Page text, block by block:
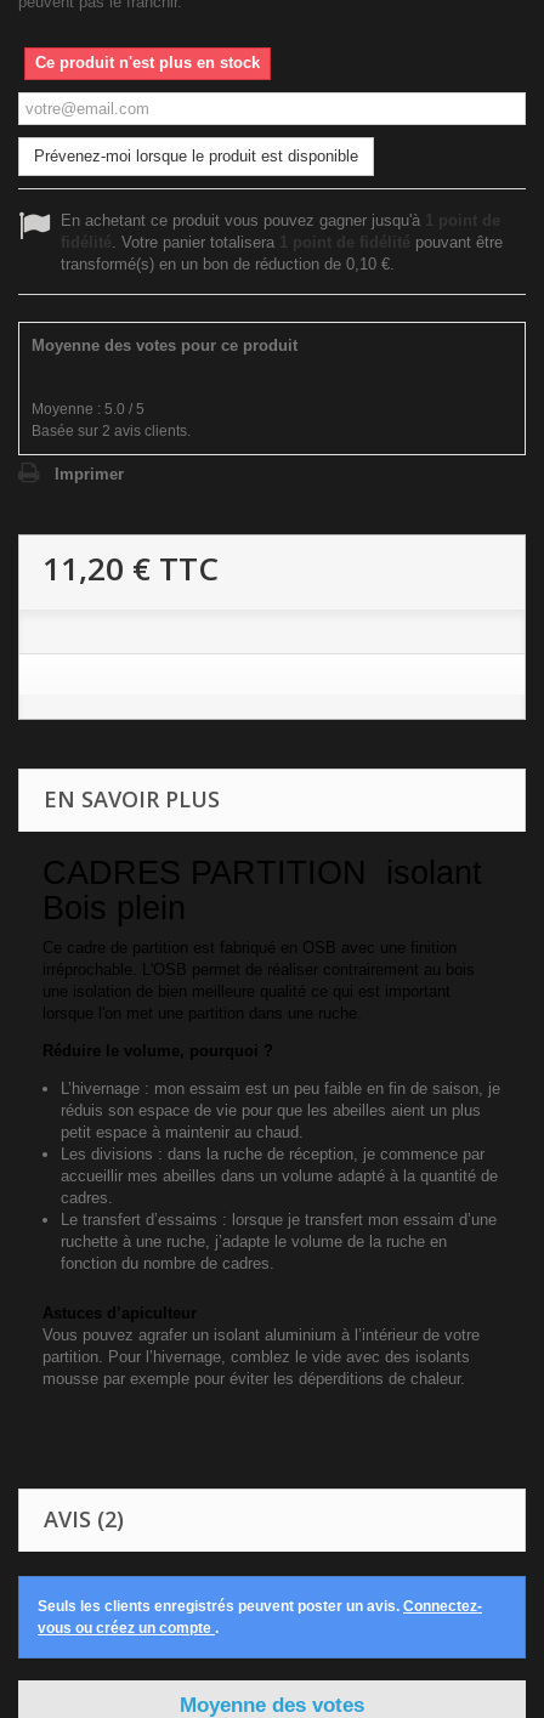
Ce produit n'est plus en stock
Prévenez-moi lorsque le produit est disponible
En achetant ce produit vous pouvez gagner jusqu'à 1 point de
fidélité. Votre panier totalisera 1 point de fidélité pouvant être
transformé(s) en un bon de réduction de 0,10 €.
Moyenne des votes pour ce produit
Moyenne : 5.0 / 5
Basée sur 2 avis clients.
Imprimer
11,20 € TTC
EN SAVOIR PLUS
CADRES PARTITION isolant
Bois plein
Ce cadre de partition est fabriqué en OSB avec une finition
irréprochable. L'OSB permet de réaliser contrairement au bois
une isolation de bien meilleure qualité ce qui est important
lorsque l'on met une partition dans une ruche.
Réduire le volume, pourquoi ?
L’hivernage : mon essaim est un peu faible en fin de saison, je
réduis son espace de vie pour que les abeilles aient un plus
petit espace à maintenir au chaud.
Les divisions : dans la ruche de réception, je commence par
accueillir mes abeilles dans un volume adapté à la quantité de
cadres.
Le transfert d’essaims : lorsque je transfert mon essaim d’une
ruchette à une ruche, j’adapte le volume de la ruche en
fonction du nombre de cadres.
Astuces d’apiculteur
Vous pouvez agrafer un isolant aluminium à l’intérieur de votre
partition. Pour l’hivernage, comblez le vide avec des isolants
mousse par exemple pour éviter les déperditions de chaleur.
AVIS (2)
Seuls les clients enregistrés peuvent poster un avis. Connectez-
vous ou créez un compte .
Moyenne des votes